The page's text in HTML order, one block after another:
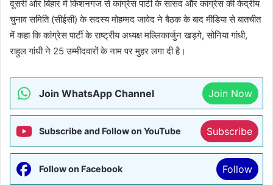
दूसरी ओर बिहार में किशनगंज से कांग्रेस पार्टी के सांसद और कांग्रेस की केंद्रीय
चुनाव समिति (सीईसी) के सदस्य मोहम्मद जावेद ने बैठक के बाद मीडिया से बातचीत
में कहा कि कांग्रेस पार्टी के राष्ट्रीय अध्यक्ष मल्लिकार्जुन खड़गे, सोनिया गांधी,
राहुल गांधी ने 25 उम्मीदवारों के नाम पर मुहर लगा दी है।
Join WhatsApp Channel Join Now
Subscribe and Follow on YouTube Subscribe
Follow on Facebook Follow